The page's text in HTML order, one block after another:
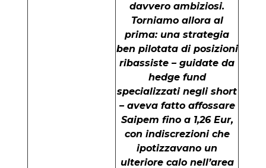
davvero ambiziosi.
Torniamo allora al
prima: una strategia
ben pilotata di posizioni
ribassiste – guidate da
hedge fund
specializzati negli short
– aveva fatto affossare
Saipem fino a 1,26 Eur,
con indiscrezioni che
ipotizzavano un
ulteriore calo nell’area